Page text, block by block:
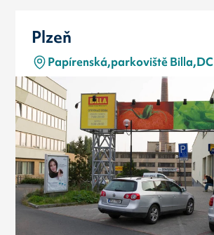
Plzeň
Papírenská,parkoviště Billa,DC